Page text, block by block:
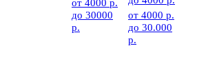
от 4000 р.
до 30000
р.
от 4000 р.
до 30.000
р.